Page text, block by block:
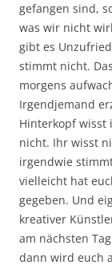
gefangen sind,
was wir nicht
gibt es
stimmt nicht.
morgens
Irgendjemand
Hinterkopf wisst
nicht. Ihr wisst
irgendwie
vielleicht hat
gegeben. Und
kreativer
am nächsten
dann wird euch